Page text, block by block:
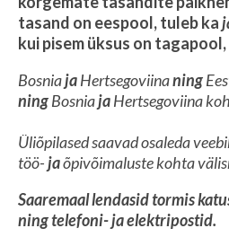
tasand on eespool, tuleb ka
kui pisem üksus on
BosniajaHertsegoviinaning
ningBosniajaHertsegoviina
Üliõpilased saavad osaleda
töö-jaõpivõimaluste kohta
Saaremaal lendasid tormis
ningtelefoni-jaelektripostid.